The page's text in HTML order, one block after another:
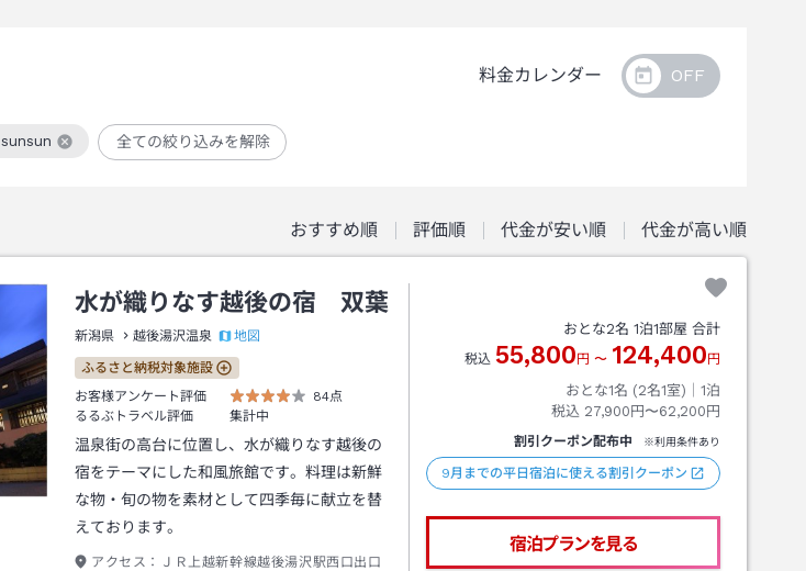
料金カレンダー
sunsun
この絞り込み条件を解除全ての絞り込みを解除
おすすめ順 評価順 代金が安い順 代金が高い順
水が織りなす越後の宿 双葉
新潟県 越後湯沢温泉 地図
ふるさと納税対象施設
お客様アンケート評価
84点
るるぶトラベル評価
集計中
温泉街の高台に位置し、水が織りなす越後の
宿をテーマにした和風旅館です。料理は新鮮
な物・旬の物を素材として四季毎に献立を替
えております。
アクセス：
ＪＲ上越新幹線越後湯沢駅西口出口
おとな2名 1泊1部屋 合計
税込 55,800 円 〜 124,400 円
おとな1名 (2名1室)｜ 1泊
税込 27,900円〜62,200円
割引クーポン配布中 ※利用条件あり
9月までの平日宿泊に使える割引クーポン
宿泊プランを見る